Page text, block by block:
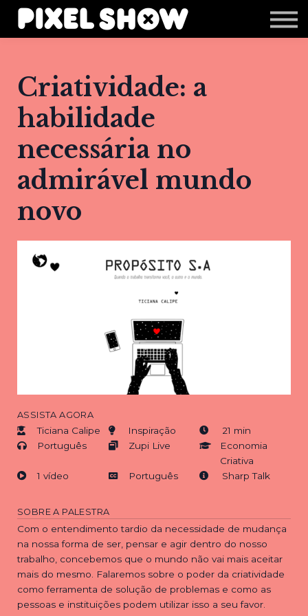
Shop
Revista Zupi
Login
Criatividade: a
habilidade
necessária no
admirável mundo
novo
ASSISTA AGORA
Ticiana Calipe Inspiração
21 min
Português
Zupi Live
Economia
Criativa
1 vídeo
Português Sharp Talk
SOBRE A PALESTRA
Com o entendimento tardio da necessidade de mudança
na nossa forma de ser, pensar e agir dentro do nosso
trabalho, concebemos que o mundo não vai mais aceitar
mais do mesmo. Falaremos sobre o poder da criatividade
como ferramenta de solução de problemas e como as
pessoas e instituições podem utilizar isso a seu favor.